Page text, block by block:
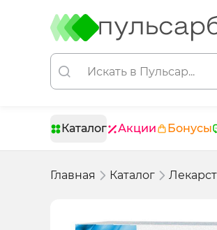
Каталог Акции Бонусы
Главная Каталог